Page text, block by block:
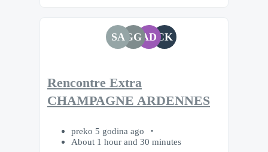
SA GGAD CK
Rencontre Extra
CHAMPAGNE ARDENNES
preko 5 godina ago
About 1 hour and 30 minutes